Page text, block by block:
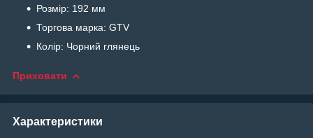
Розмір: 192 мм
Торгова марка: GTV
Колір: Чорний глянець
Приховати
Характеристики